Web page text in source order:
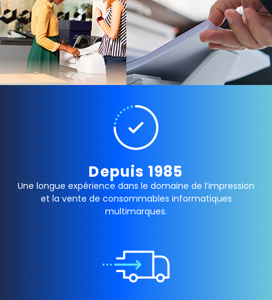
Depuis 1985
Une longue expérience dans le domaine de l’impression
et la vente de consommables informatiques
multimarques.